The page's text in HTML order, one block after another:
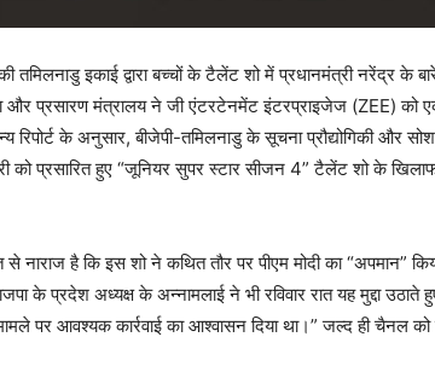
तमिलनाडु इकाई द्वारा बच्चों के टैलेंट शो में प्रधानमंत्री नरेंद्र के
प्रसारण मंत्रालय ने जी एंटरटेनमेंट इंटरप्राइजेज (ZEE) को एक
रिपोर्ट के अनुसार, बीजेपी-तमिलनाडु के सूचना प्रौद्योगिकी और
को प्रसारित हुए “जूनियर सुपर स्टार सीजन 4” टैलेंट शो के
नाराज है कि इस शो ने कथित तौर पर पीएम मोदी का “अपमान”
के प्रदेश अध्यक्ष के अन्नामलाई ने भी रविवार रात यह मुद्दा
पर आवश्यक कार्रवाई का आश्वासन दिया था।” जल्द ही चैनल को